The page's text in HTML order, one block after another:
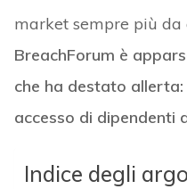
market sempre più da
BreachForum è
che ha destato
accesso di dipendenti
Indice degli